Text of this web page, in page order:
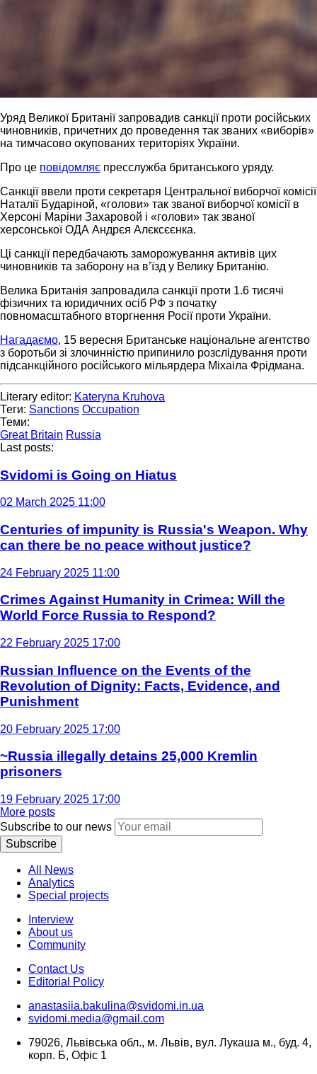
Уряд Великої Британії запровадив санкції проти російських
чиновників, причетних до проведення так званих «виборів»
на тимчасово окупованих територіях України.
Про це повідомляє пресслужба британського уряду.
Санкції ввели проти секретаря Центральної виборчої комісії
Наталії Бударіной, «голови» так званої виборчої комісії в
Херсоні Маріни Захаровой і «голови» так званої
херсонської ОДА Андрєя Алєксєєнка.
Ці санкції передбачають заморожування активів цих
чиновників та заборону на в’їзд у Велику Британію.
Велика Британія запровадила санкції проти 1.6 тисячі
фізичних та юридичних осіб РФ з початку
повномасштабного вторгнення Росії проти України.
Нагадаємо, 15 вересня Британське національне агентство
з боротьби зі злочинністю припинило розслідування проти
підсанкційного російського мільярдера Міхаіла Фрідмана.
Literary editor: Kateryna Kruhova
Теги: Sanctions Occupation
Теми:
Great Britain Russia
Last posts:
Svidomi is Going on Hiatus
02 March 2025 11:00
Centuries of impunity is Russia's Weapon. Why
can there be no peace without justice?
24 February 2025 11:00
Crimes Against Humanity in Crimea: Will the
World Force Russia to Respond?
22 February 2025 17:00
Russian Influence on the Events of the
Revolution of Dignity: Facts, Evidence, and
Punishment
20 February 2025 17:00
~Russia illegally detains 25,000 Kremlin
prisoners
19 February 2025 17:00
More posts
Subscribe to our news
Subscribe
All News
Analytics
Special projects
Interview
About us
Community
Contact Us
Editorial Policy
anastasiia.bakulina@svidomi.in.ua
svidomi.media@gmail.com
79026, Львівська обл., м. Львів, вул. Лукаша м., буд. 4,
корп. Б, Офіс 1